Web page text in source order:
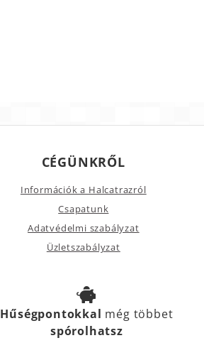
CÉGÜNKRŐL
Információk a Halcatrazról
Csapatunk
Adatvédelmi szabályzat
Üzletszabályzat
Hűségpontokkal még többet
spórolhatsz